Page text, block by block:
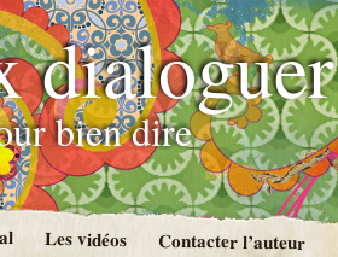
dialoguer
bien dire
Les vidéos Contacter l’auteur